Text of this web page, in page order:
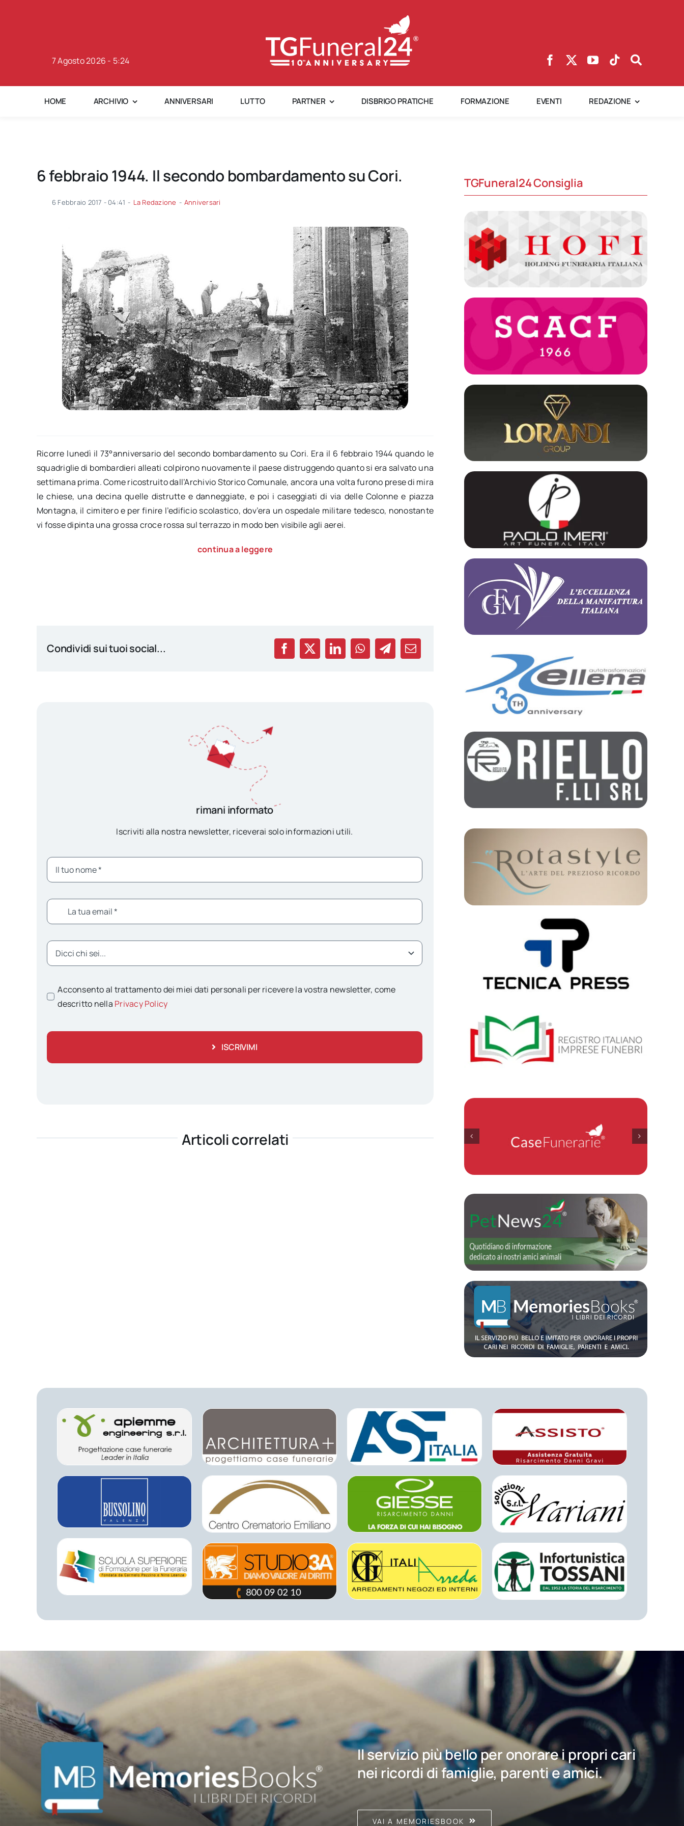
7 Agosto 2026 - 5:24
HOME ARCHIVIO ANNIVERSARI LUTTO PARTNER DISBRIGO PRATICHE FORMAZIONE EVENTI REDAZIONE
6 febbraio 1944. Il secondo bombardamento su Cori.
6 Febbraio 2017 - 04:41 - La Redazione - Anniversari
Ricorre lunedì il 73°anniversario del secondo bombardamento su Cori. Era il 6 febbraio 1944 quando le
squadriglie di bombardieri alleati colpirono nuovamente il paese distruggendo quanto si era salvato una
settimana prima. Come ricostruito dall’Archivio Storico Comunale, ancora una volta furono prese di mira
le chiese, una decina quelle distrutte e danneggiate, e poi i caseggiati di via delle Colonne e piazza
Montagna, il cimitero e per finire l’edificio scolastico, dov’era un ospedale militare tedesco, nonostante
vi fosse dipinta una grossa croce rossa sul terrazzo in modo ben visibile agli aerei.
continua a leggere
Condividi sui tuoi social...
rimani informato
Iscriviti alla nostra newsletter, riceverai solo informazioni utili.
Acconsento al trattamento dei miei dati personali per ricevere la vostra newsletter, come
descritto nella Privacy Policy
ISCRIVIMI
Articoli correlati
TGFuneral24 Consiglia
Il servizio più bello per onorare i propri cari
nei ricordi di famiglie, parenti e amici.
VAI A MEMORIESBOOK